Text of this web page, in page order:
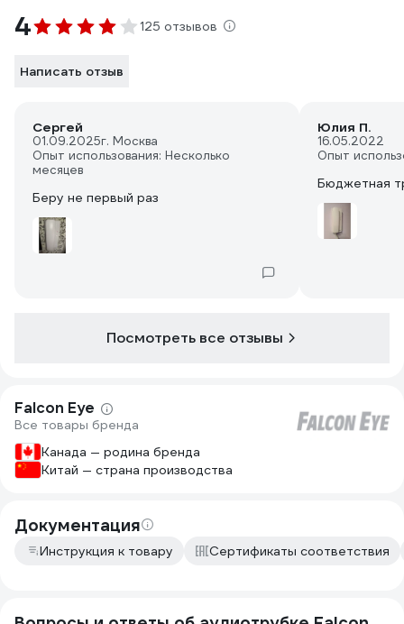
4 125 отзывов
Написать отзыв
Сергей
01.09.2025г. Москва
Опыт использования: Несколько
месяцев
Беру не первый раз
Юлия П.
16.05.2022
Опыт
Бюджетная
Посмотреть все отзывы
Falcon Eye
Все товары бренда
Канада — родина бренда
Китай — страна производства
Документация
Инструкция к товару Сертификаты соответствия